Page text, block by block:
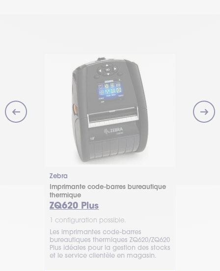
Zebra
Imprimante code-barres bureautique
thermique
ZQ620 Plus
1 configuration possible.
Les imprimantes code-barres
bureautiques thermiques ZQ620/ZQ620
Plus idéales pour la gestion des stocks
et le service clientèle en magasin.